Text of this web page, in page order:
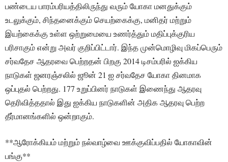
பண்டைய பாரம்பரியத்திலிருந்து வரும் யோகா மனதுக்கும்
உடலுக்கும், சிந்தனைக்கும் செயற்கைக்கு, மனிதர் மற்றும்
இயற்கைக்கு உள்ள ஒற்றுமையை உணர்த்தும் மதிப்புக்குரிய
பரிசாகும் என்று அவர் குறிப்பிட்டார். இந்த முன்மொழிவு மிகப்பெரும்
சர்வதேச ஆதரவை பெற்றதன் பிறகு 2014 டிசம்பரில் ஐக்கிய
நாடுகள் ஜனரஞ்சலில் ஜூன் 21 ஐ சர்வதேச யோகா தினமாக
ஒப்புதல் பெற்றது. 177 உறுப்பினர் நாடுகள் இணைந்து ஆதரவு
தெரிவித்ததால் இது ஐக்கிய நாடுகளின் அதிக ஆதரவு பெற்ற
தீர்மானங்களில் ஒன்றாகும்.
**ஆரோக்கியம் மற்றும் நல்வாழ்வை ஊக்குவிப்பதில் யோகாவின்
பங்கு**